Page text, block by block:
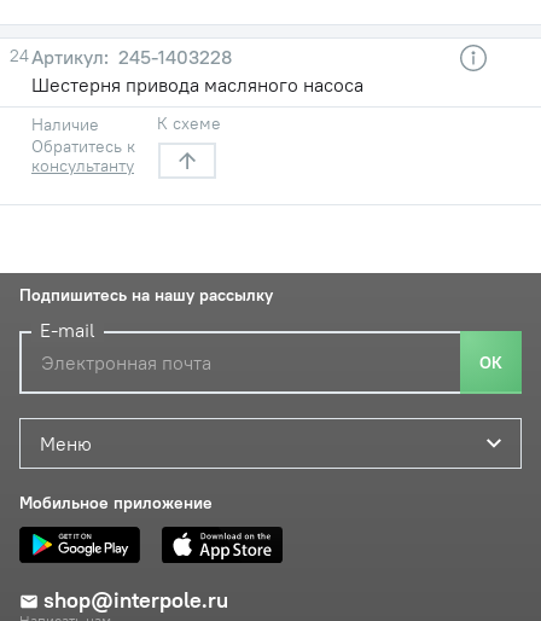
24
245-1403228
Шестерня привода масляного насоса
Наличие
Обратитесь к
консультанту
К схеме
Меню
Мобильное приложение
shop@interpole.ru
Подпишитесь на нашу рассылку
E-mail
ОК